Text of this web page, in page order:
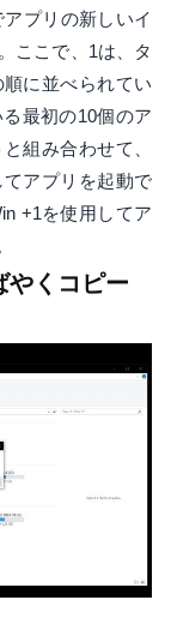
プリの新しいイ
ここで、1は、タ
に並べられてい
最初の10個のア
組み合わせて、
アプリを起動で
+1を使用してア
やくコピー